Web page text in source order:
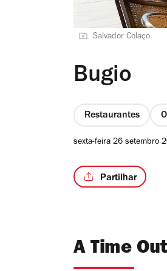
Salvador Colaço
Bugio
Restaurantes
sexta-feira 26 setembro
Partilhar
A Time